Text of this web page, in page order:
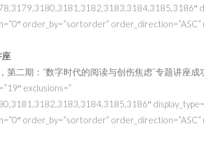
order_by=”sortorder”
座
二期：“数字时代的阅读与创伤焦虑”专题讲座成
exclusions=”
order_by=”sortorder”